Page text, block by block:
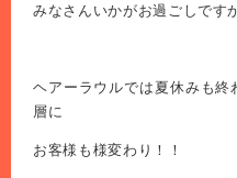
みなさんいかがお過ごしです
ヘアーラウルでは夏休みも
層に
お客様も様変わり！！